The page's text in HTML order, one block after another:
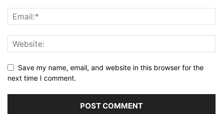
Save my name, email, and website in this browser for the
next time I comment.